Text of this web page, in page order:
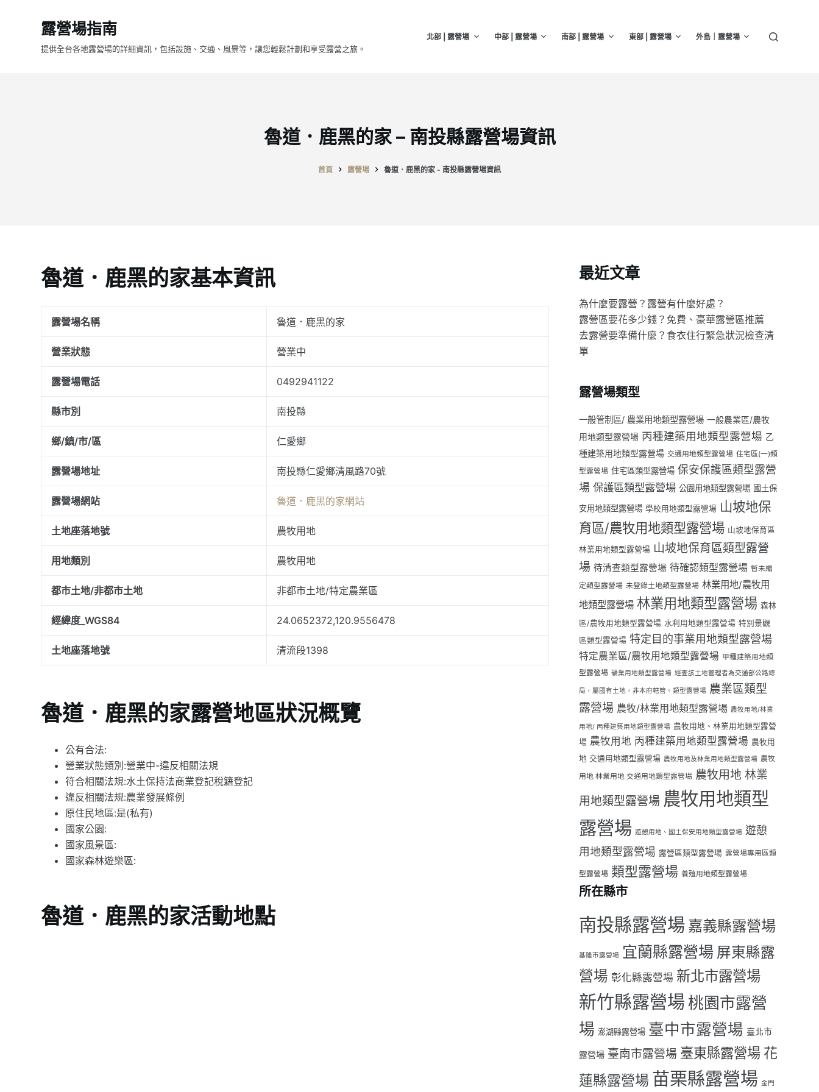
露營場指南
提供全台各地露營場的詳細資訊，包括設施、交通、風景等，讓您輕鬆計劃和享受露營之旅。
北部 | 露營場 中部 | 露營場 南部 | 露營場 東部 | 露營場 外島｜露營場
魯道．鹿黑的家 – 南投縣露營場資訊
首頁 露營場 魯道．鹿黑的家 - 南投縣露營場資訊
魯道．鹿黑的家基本資訊
露營場名稱 魯道．鹿黑的家
營業狀態 營業中
露營場電話 0492941122
縣市別 南投縣
鄉/鎮/市/區 仁愛鄉
露營場地址 南投縣仁愛鄉清風路70號
露營場網站 魯道．鹿黑的家網站
土地座落地號 農牧用地
用地類別 農牧用地
都市土地/非都市土地 非都市土地/特定農業區
經緯度_WGS84 24.0652372,120.9556478
土地座落地號 清流段1398
魯道．鹿黑的家露營地區狀況概覽
公有合法:
營業狀態類別:營業中-違反相關法規
符合相關法規:水土保持法商業登記稅籍登記
違反相關法規:農業發展條例
原住民地區:是(私有)
國家公園:
國家風景區:
國家森林遊樂區:
魯道．鹿黑的家活動地點
最近文章
為什麼要露營？露營有什麼好處？
露營區要花多少錢？免費、豪華露營區推薦
去露營要準備什麼？食衣住行緊急狀況檢查清
單
露營場類型
一般管制區/ 農業用地類型露營場 一般農業區/農牧
用地類型露營場 丙種建築用地類型露營場 乙
種建築用地類型露營場 交通用地類型露營場 住宅區(一)類
型露營場 住宅區類型露營場 保安保護區類型露營
場 保護區類型露營場 公園用地類型露營場 國土保
安用地類型露營場 學校用地類型露營場 山坡地保
育區/農牧用地類型露營場 山坡地保育區
林業用地類型露營場 山坡地保育區類型露營
場 待清查類型露營場 待確認類型露營場 暫未編
定類型露營場 未登錄土地類型露營場 林業用地/農牧用
地類型露營場 林業用地類型露營場 森林
區/農牧用地類型露營場 水利用地類型露營場 特別景觀
區類型露營場 特定目的事業用地類型露營場
特定農業區/農牧用地類型露營場 甲種建築用地類
型露營場 礦業用地類型露營場 經查該土地管理者為交通部公路總
局，屬國有土地，非本府轄管。類型露營場 農業區類型
露營場 農牧/林業用地類型露營場 農牧用地/林業
用地/ 丙種建築用地類型露營場 農牧用地、林業用地類型露營
場 農牧用地 丙種建築用地類型露營場 農牧用
地 交通用地類型露營場 農牧用地及林業用地類型露營場 農牧
用地 林業用地 交通用地類型露營場 農牧用地 林業
用地類型露營場 農牧用地類型
露營場 遊憩用地、國土保安用地類型露營場 遊憩
用地類型露營場 露營區類型露營場 露營場專用區類
型露營場 類型露營場 養殖用地類型露營場
所在縣市
南投縣露營場 嘉義縣露營場
基隆市露營場 宜蘭縣露營場 屏東縣露
營場 彰化縣露營場 新北市露營場
新竹縣露營場 桃園市露營
場 澎湖縣露營場 臺中市露營場 臺北市
露營場 臺南市露營場 臺東縣露營場 花
蓮縣露營場 苗栗縣露營場 金門